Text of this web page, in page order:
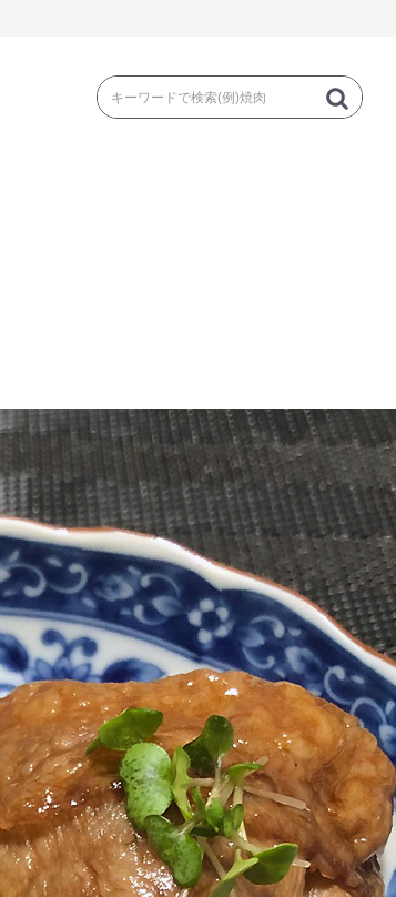
牛丼など（牛肉の加工品） カレー・コロッケ・
村沢牛 京丹波平井
千代幻豚 贈り物・ギ